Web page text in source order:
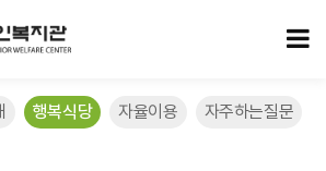
행복식당 자율이용 자주하는질문